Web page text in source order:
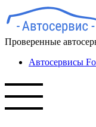
Проверенные
Автосервисы